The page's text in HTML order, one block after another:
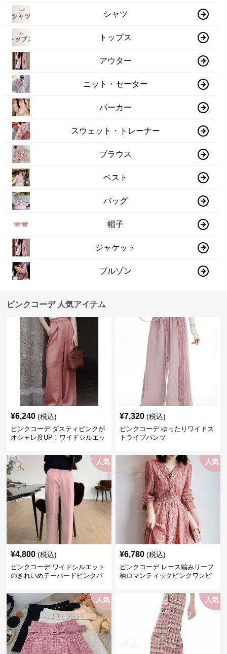
シャツ
トップス
アウター
ニット・セーター
パーカー
スウェット・トレーナー
ブラウス
ベスト
バッグ
帽子
ジャケット
ブルゾン
ピンクコーデ 人気アイテム
¥6,240 (税込)
ピンクコーデ ダスティピンクが
オシャレ度UP！ワイドシルエッ
¥7,320 (税込)
ピンクコーデ ゆったりワイドス
トライプパンツ
人気
¥4,800 (税込)
ピンクコーデ ワイドシルエット
のきれいめテーパードピンクパ
人気
¥6,780 (税込)
ピンクコーデ レース編みリーフ
柄ロマンティックピンクワンピ
人気 人気